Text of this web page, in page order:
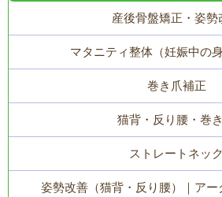
産後骨盤矯正・姿勢
マタニティ整体（妊娠中の
巻き爪補正
猫背・反り腰・巻
ストレートネック
姿勢改善（猫背・反り腰）｜ア